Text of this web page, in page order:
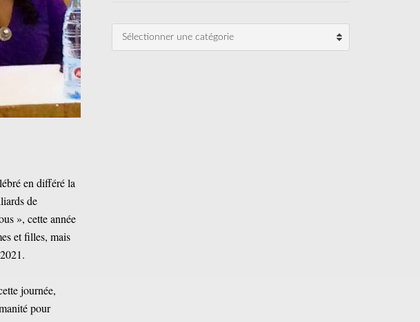
en différé la
de
», cette année
et filles, mais
journée,
pour
Sélectionner une catégorie